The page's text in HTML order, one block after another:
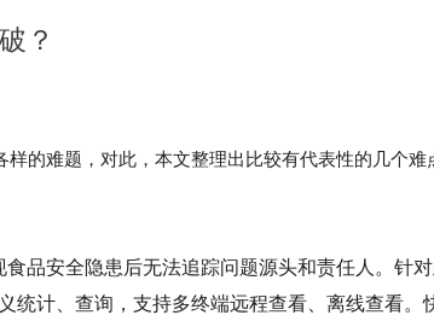
？
的难题，对此，本文整理出比较有代表性的几个难
品安全隐患后无法追踪问题源头和责任人。针
统计、查询，支持多终端远程查看、离线查看。